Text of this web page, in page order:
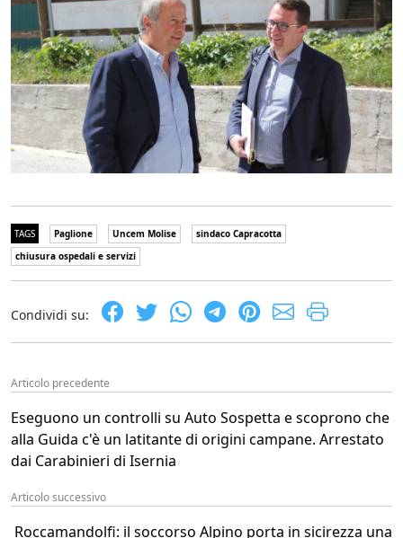
TAGS Paglione Uncem Molise
sindaco Capracotta
chiusura ospedali e servizi
Condividi su:
Articolo precedente
Eseguono un controlli su Auto Sospetta e scoprono che
alla Guida c'è un latitante di origini campane. Arrestato
dai Carabinieri di Isernia
Articolo successivo
Roccamandolfi: il soccorso Alpino porta in sicirezza una